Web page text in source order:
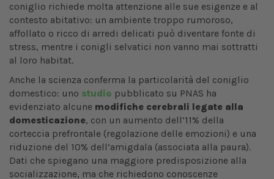
coniglio richiede molta attenzione alle sue esigenze e al
contesto abitativo: un ambiente troppo rumoroso,
affollato o ricco di arredi delicati può diventare fonte di
stress, mentre i conigli selvatici non vanno mai sottratti
al loro habitat.
Anche la scienza conferma la particolarità del coniglio
domestico: uno studio pubblicato su PNAS ha
evidenziato alcune modifiche cerebrali legate alla
domesticazione, con un aumento dell’11% della
corteccia prefrontale (regolazione delle emozioni) e una
riduzione del 10% dell’amigdala (associata alla paura).
Dati che spiegano una maggiore predisposizione alla
socializzazione, ma che richiedono conoscenze